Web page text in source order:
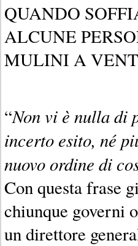
QUANDO
ALCUNE
MULINI A
“Non vi è nulla di
incerto esito, né
nuovo ordine di
Con questa frase
chiunque governi
un direttore